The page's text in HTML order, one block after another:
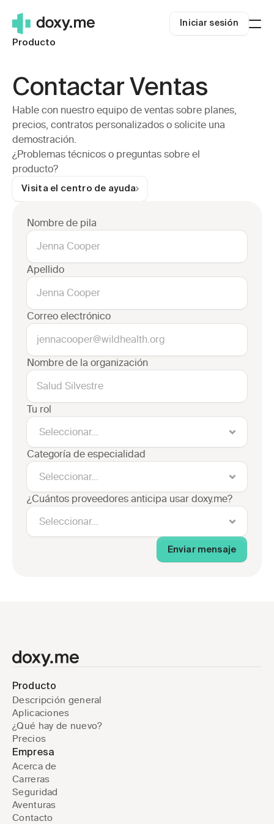
Iniciar sesión
Producto
Clínicos independientes
Clínicas Pequeñas
Sistemas de salud
Telemedicina rural
Recursos
Blog
Sobre nosotros
Centro de Ayuda
Carreras
Éxito de la telemedicina
Seguridad
Telemedicina.org
Precios
Iniciar sesión
Contactar Ventas
Hable con nuestro equipo de ventas sobre planes,
precios, contratos personalizados o solicite una
demostración.
¿Problemas técnicos o preguntas sobre el
producto?
Visita el centro de ayuda
Nombre de pila
Apellido
Correo electrónico
Nombre de la organización
Tu rol
Categoría de especialidad
¿Cuántos proveedores anticipa usar doxy.me?
Enviar mensaje
Producto
Descripción general
Aplicaciones
¿Qué hay de nuevo?
Precios
Empresa
Acerca de
Carreras
Seguridad
Aventuras
Contacto